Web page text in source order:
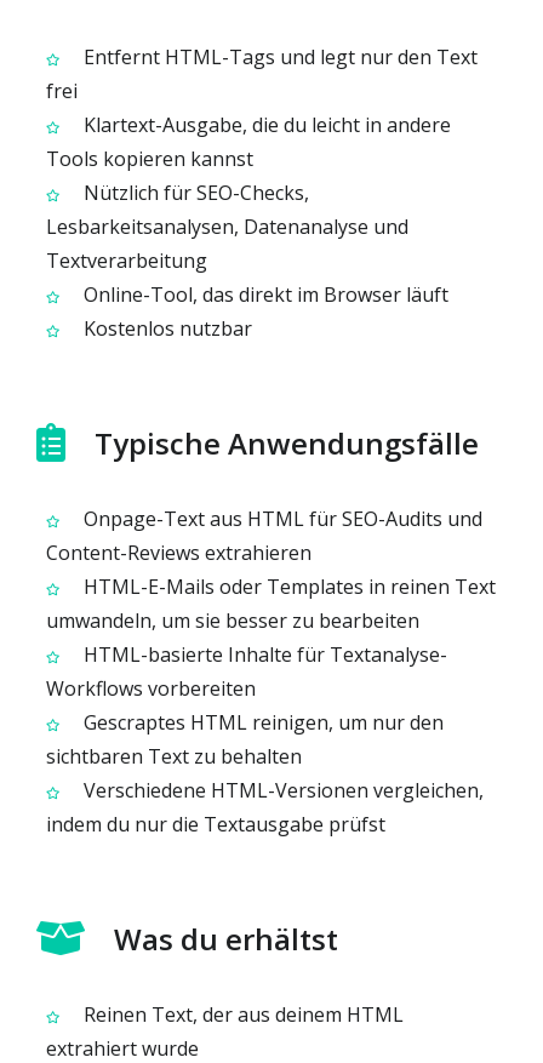
Entfernt HTML-Tags und legt nur den Text
frei
Klartext-Ausgabe, die du leicht in andere
Tools kopieren kannst
Nützlich für SEO-Checks,
Lesbarkeitsanalysen, Datenanalyse und
Textverarbeitung
Online-Tool, das direkt im Browser läuft
Kostenlos nutzbar
Typische Anwendungsfälle
Onpage-Text aus HTML für SEO-Audits und
Content-Reviews extrahieren
HTML-E-Mails oder Templates in reinen Text
umwandeln, um sie besser zu bearbeiten
HTML-basierte Inhalte für Textanalyse-
Workflows vorbereiten
Gescraptes HTML reinigen, um nur den
sichtbaren Text zu behalten
Verschiedene HTML-Versionen vergleichen,
indem du nur die Textausgabe prüfst
Was du erhältst
Reinen Text, der aus deinem HTML
extrahiert wurde